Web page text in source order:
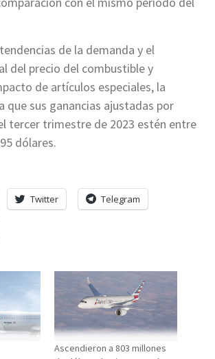
de la demanda y el
del precio del combustible y
de artículos especiales, la
que sus ganancias ajustadas por
tercer trimestre de 2023 estén entre
dólares.
Twitter Telegram
Ascendieron a 803 millones